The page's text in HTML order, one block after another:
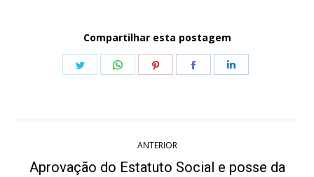
Compartilhar esta postagem
Share
Share
Share
Share
de
ANTERIOR
Aprovação do Estatuto Social e posse da